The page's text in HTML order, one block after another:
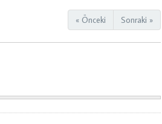
« Önceki Sonraki »